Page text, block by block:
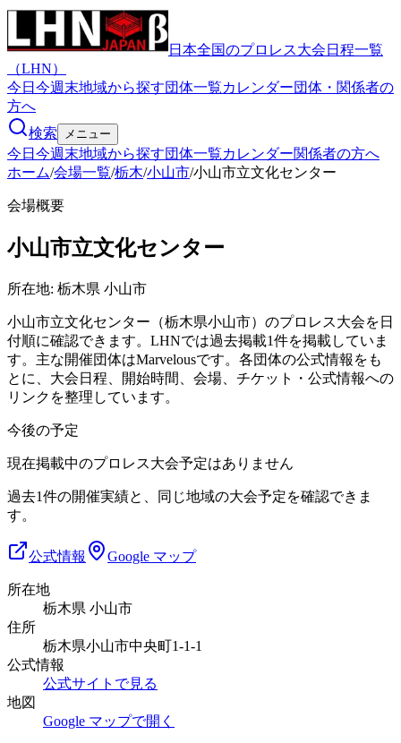
日本全国のプロレス大会日程一覧
（LHN）
今日 今週末地域から探す団体一覧カレンダー団体・関係者の
方へ
検索
メニュー
今日 今週末地域から探す団体一覧カレンダー関係者の方へ
ホーム/会場一覧/栃木/小山市/小山市立文化センター
会場概要
小山市立文化センター
所在地: 栃木県 小山市
小山市立文化センター（栃木県小山市）のプロレス大会を日
付順に確認できます。LHNでは過去掲載1件を掲載していま
す。主な開催団体はMarvelousです。各団体の公式情報をも
とに、大会日程、開始時間、会場、チケット・公式情報への
リンクを整理しています。
今後の予定
現在掲載中のプロレス大会予定はありません
過去1件の開催実績と、同じ地域の大会予定を確認できま
す。
公式情報 Google マップ
所在地
栃木県 小山市
住所
栃木県小山市中央町1-1-1
公式情報
公式サイトで見る
地図
Google マップで開く